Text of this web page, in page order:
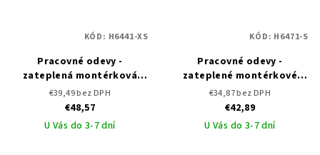
Pracovné odevy -
zateplená montérková
blúza ARDON NEON WINTER
€39,49 bez DPH
€48,57
U Vás do 3-7 dní
KÓD: H6441-XS
Pracovné odevy -
zateplené montérkové
nohavice do pása ARDON
NEON WINTER
€34,87 bez DPH
€42,89
U Vás do 3-7 dní
KÓD: H6471-S